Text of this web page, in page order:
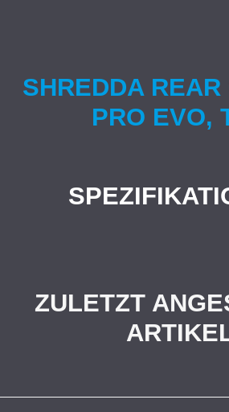
SHREDDA REAR
PRO EVO,
ZULETZT